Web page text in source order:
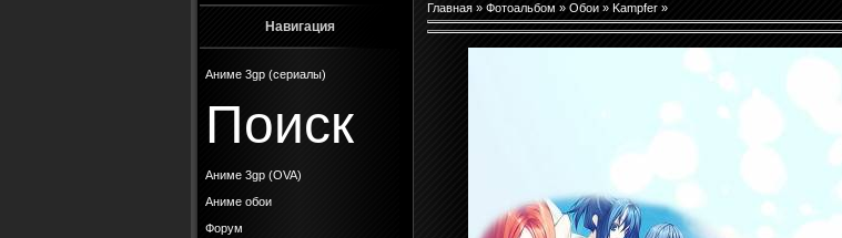
Навигация
Аниме 3gp (сериалы)
Поиск
Аниме 3gp (OVA)
Аниме обои
Форум
Главная » Фотоальбом » Обои » Kampfer »